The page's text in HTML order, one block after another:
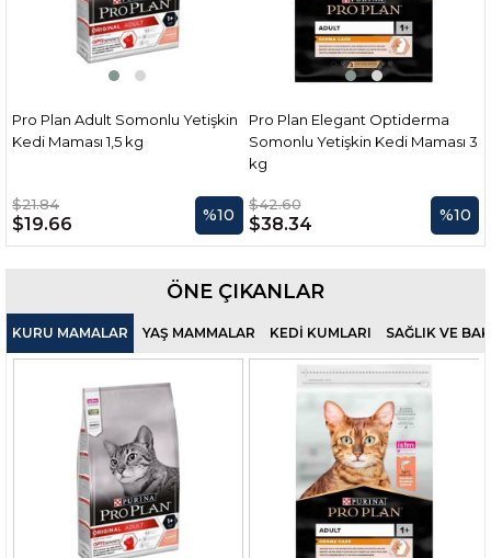
Pro Plan Adult Somonlu Yetişkin
Kedi Maması 1,5 kg
$21.84
$19.66 %10
Pro Plan Elegant Optiderma
Somonlu Yetişkin Kedi Maması 3
kg
$42.60
$38.34 %10
ÖNE ÇIKANLAR
KURU MAMALAR YAŞ MAMMALAR KEDİ KUMLARI SAĞLIK VE